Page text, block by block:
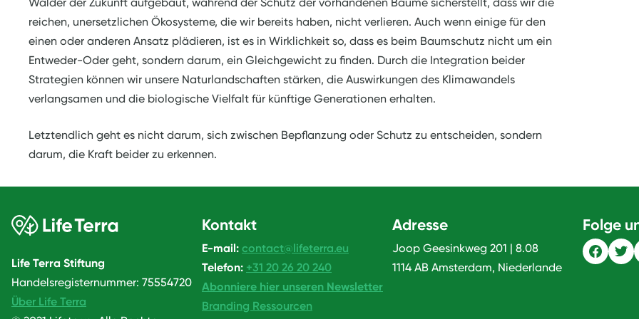
reichen, unersetzlichen Ökosysteme, die wir bereits haben, nicht verlieren. Auch wenn einige für den
einen oder anderen Ansatz plädieren, ist es in Wirklichkeit so, dass es beim Baumschutz nicht um ein
Entweder-Oder geht, sondern darum, ein Gleichgewicht zu finden. Durch die Integration beider
Strategien können wir unsere Naturlandschaften stärken, die Auswirkungen des Klimawandels
verlangsamen und die biologische Vielfalt für künftige Generationen erhalten.
Letztendlich geht es nicht darum, sich zwischen Bepflanzung oder Schutz zu entscheiden, sondern
darum, die Kraft beider zu erkennen.
Life Terra Stiftung
Handelsregisternummer: 75554720
Über Life Terra
Kontakt
E-mail: contact@lifeterra.eu
Telefon: +31 20 26 20 240
Abonniere hier unseren Newsletter
Branding Ressourcen
Adresse
Joop Geesinkweg 201 | 8.08
1114 AB Amsterdam, Niederlande
Folge